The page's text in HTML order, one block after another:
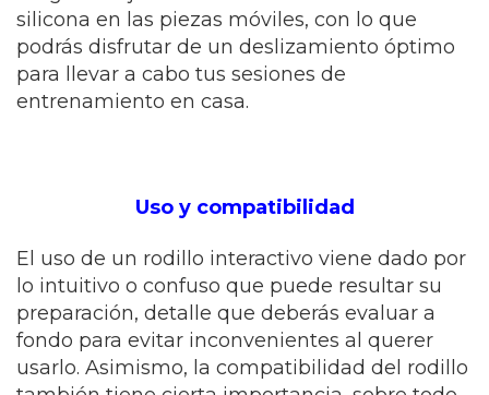
silicona en las piezas móviles, con lo que
podrás disfrutar de un deslizamiento óptimo
para llevar a cabo tus sesiones de
entrenamiento en casa.
Uso y compatibilidad
El uso de un rodillo interactivo viene dado por
lo intuitivo o confuso que puede resultar su
preparación, detalle que deberás evaluar a
fondo para evitar inconvenientes al querer
usarlo. Asimismo, la compatibilidad del rodillo